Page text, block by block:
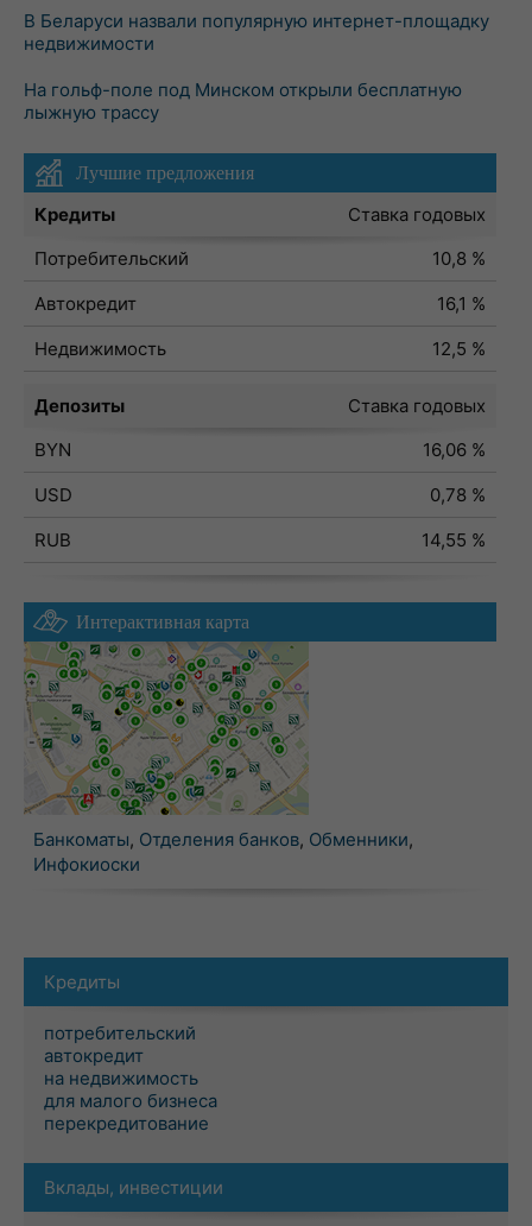
В Беларуси назвали популярную интернет-площадку
недвижимости
На гольф-поле под Минском открыли бесплатную
лыжную трассу
Лучшие предложения
Кредиты
Ставка годовых
Потребительский
10,8 %
Автокредит
16,1 %
Недвижимость
12,5 %
Депозиты
Ставка годовых
BYN
16,06 %
USD
0,78 %
RUB
14,55 %
Интерактивная карта
Банкоматы, Отделения банков, Обменники,
Инфокиоски
Кредиты
потребительский
автокредит
на недвижимость
для малого бизнеса
перекредитование
Вклады, инвестиции